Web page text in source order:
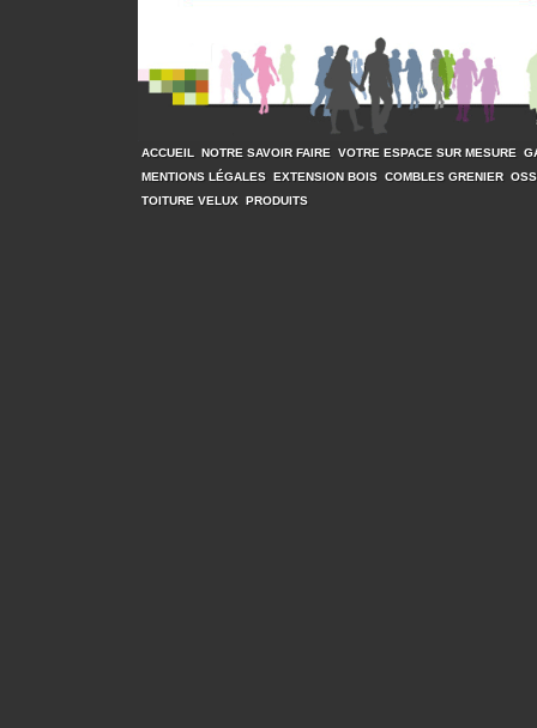
ACCUEIL NOTRE SAVOIR FAIRE VOTRE ESPACE SUR MESURE
MENTIONS LÉGALES EXTENSION BOIS COMBLES GRENIER
TOITURE VELUX PRODUITS